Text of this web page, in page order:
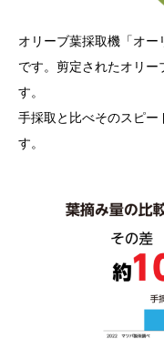
オリーブ葉採取機「オー
です。剪定されたオリー
す。
手採取と比べそのスピ
す。